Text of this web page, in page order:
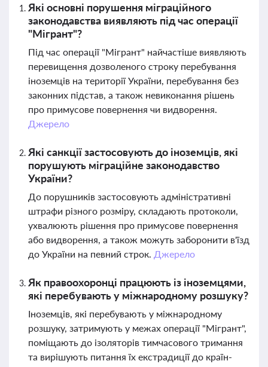
Які основні порушення міграційного
законодавства виявляють під час операції
"Мігрант"?
Під час операції "Мігрант" найчастіше виявляють
перевищення дозволеного строку перебування
іноземців на території України, перебування без
законних підстав, а також невиконання рішень
про примусове повернення чи видворення.
Джерело
Які санкції застосовують до іноземців, які
порушують міграційне законодавство
України?
До порушників застосовують адміністративні
штрафи різного розміру, складають протоколи,
ухвалюють рішення про примусове повернення
або видворення, а також можуть заборонити в'їзд
до України на певний строк. Джерело
Як правоохоронці працюють із іноземцями,
які перебувають у міжнародному розшуку?
Іноземців, які перебувають у міжнародному
розшуку, затримують у межах операції "Мігрант",
поміщають до ізоляторів тимчасового тримання
та вирішують питання їх екстрадиції до країн-